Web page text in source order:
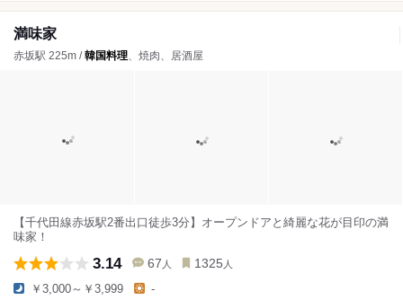
満味家
赤坂駅 225m /韓国料理、焼肉、居酒屋
【千代田線赤坂駅2番出口徒歩3分】オープンドアと綺麗な花が目印の満
味家！
3.14 67 人 1325 人
￥3,000～￥3,999 -